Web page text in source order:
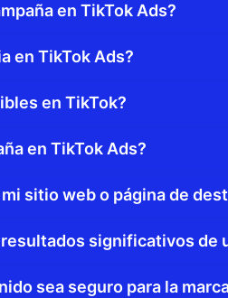
en TikTok Ads?
en TikTok Ads?
en TikTok?
en TikTok Ads?
sitio web o página de
significativos de
sea seguro para la